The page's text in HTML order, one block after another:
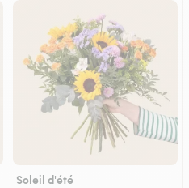
Soleil d'été